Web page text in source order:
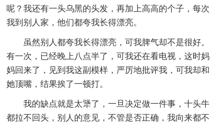
呢？我还有一头乌黑的头发，再加上高高的个子，每次
我到别人家，他们都夸我长得漂亮。
虽然别人都夸我长得漂亮，可我脾气却不是很好。
有一次，已经晚上八点半了，可我还在看电视，这时妈
妈回来了，见到我这副模样，严厉地批评我，可我却和
她顶嘴，结果挨了一顿打。
我的缺点就是太犟了，一旦决定做一件事，十头牛
都拉不回头，别人的意见，不管是否正确，我向来都不